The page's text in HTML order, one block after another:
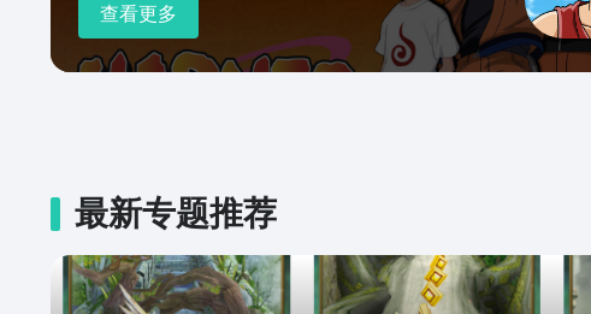
查看更多
最新专题推荐